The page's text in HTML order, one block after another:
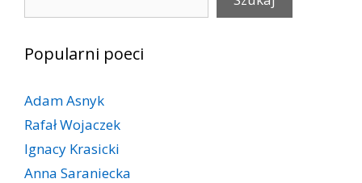
Popularni poeci
Adam Asnyk
Rafał Wojaczek
Ignacy Krasicki
Anna Saraniecka